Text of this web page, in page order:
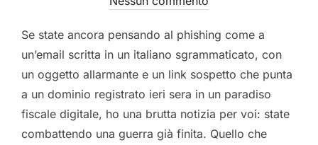
Se state ancora pensando al phishing come a
un’email scritta in un italiano sgrammaticato, con
un oggetto allarmante e un link sospetto che punta
a un dominio registrato ieri sera in un paradiso
fiscale digitale, ho una brutta notizia per voi: state
combattendo una guerra già finita. Quello che